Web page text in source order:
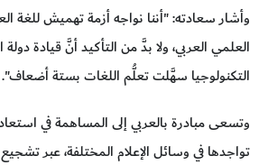
وأشار سعادته: "أننا نواجه أزمة تهميش للغة
العلمي العربي، ولا بدَّ من التأكيد أنَّ قيادة
التكنولوجيا سهَّلت تعلُّم اللغات بستة أضعاف".
وتسعى مبادرة بالعربي إلى المساهمة في
تواجدها في وسائل الإعلام المختلفة، عبر